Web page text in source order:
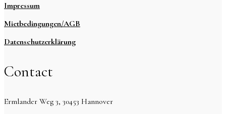
Impressum
Mietbedingungen/AGB
Datenschutzerklärung
Contact
Ermlander Weg 3, 30453 Hannover